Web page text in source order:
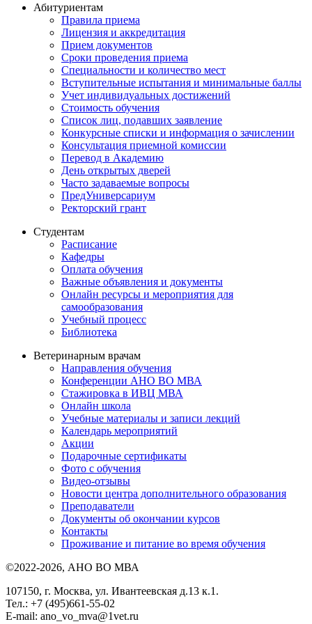
Абитуриентам
Правила приема
Лицензия и аккредитация
Прием документов
Сроки проведения приема
Специальности и количество мест
Вступительные испытания и минимальные баллы
Учет индивидуальных достижений
Стоимость обучения
Список лиц, подавших заявление
Конкурсные списки и информация о зачислении
Консультация приемной комиссии
Перевод в Академию
День открытых дверей
Часто задаваемые вопросы
ПредУниверсариум
Ректорский грант
Студентам
Расписание
Кафедры
Оплата обучения
Важные объявления и документы
Онлайн ресурсы и мероприятия для
самообразования
Учебный процесс
Библиотека
Ветеринарным врачам
Направления обучения
Конференции АНО ВО МВА
Стажировка в ИВЦ МВА
Онлайн школа
Учебные материалы и записи лекций
Календарь мероприятий
Акции
Подарочные сертификаты
Фото с обучения
Видео-отзывы
Новости центра дополнительного образования
Преподаватели
Документы об окончании курсов
Контакты
Проживание и питание во время обучения
©2022-2026, АНО ВО МВА
107150, г. Москва, ул. Ивантеевская д.13 к.1.
Тел.: +7 (495)661-55-02
E-mail: ano_vo_mva@1vet.ru